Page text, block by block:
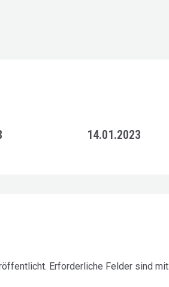
14.01.2023
Erforderliche Felder sind mit